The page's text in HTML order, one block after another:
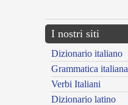
I nostri siti
Dizionario italiano
Grammatica italiana
Verbi Italiani
Dizionario latino